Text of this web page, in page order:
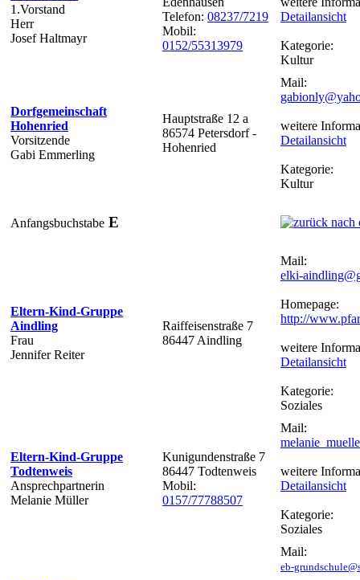
1.Vorstand
Herr
Josef Haltmayr
Telefon: 08237/7219
Mobil:
0152/55313979
Detailansicht
Kategorie:
Kultur
Dorfgemeinschaft
Hohenried
Vorsitzende
Gabi Emmerling
Hauptstraße 12 a
86574 Petersdorf -
Hohenried
Mail:
weitere
Detailansicht
Kategorie:
Kultur
Anfangsbuchstabe E
Eltern-Kind-Gruppe
Aindling
Frau
Jennifer Reiter
Raiffeisenstraße 7
86447 Aindling
Mail:
elki-
Homepage:
http://
weitere
Detailansicht
Kategorie:
Soziales
Eltern-Kind-Gruppe
Todtenweis
Ansprechpartnerin
Melanie Müller
Kunigundenstraße 7
86447 Todtenweis
Mobil:
0157/77788507
Mail:
weitere
Detailansicht
Kategorie:
Soziales
Mail:
eb-